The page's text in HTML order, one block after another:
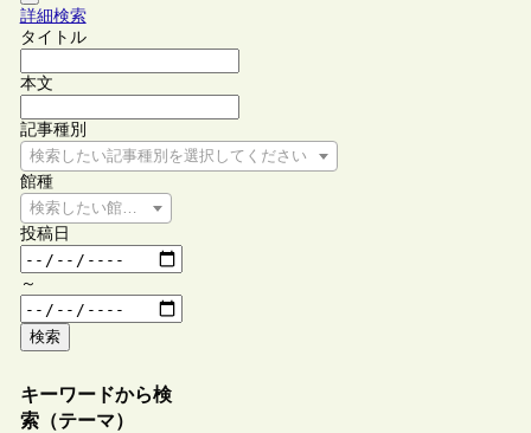
詳細検索
タイトル
本文
記事種別
検索したい記事種別を選択してください
館種
検索したい館種を選択してください
投稿日
～
検索
キーワードから検
索（テーマ）